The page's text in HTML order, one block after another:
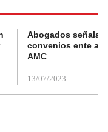
Abogados
convenios ente
AMC
13/07/2023